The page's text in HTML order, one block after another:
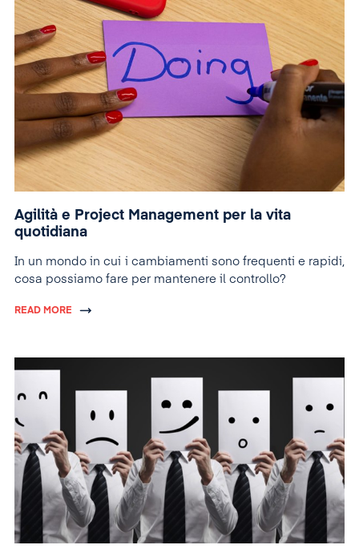
Agilità e Project Management per la vita
quotidiana
In un mondo in cui i cambiamenti sono frequenti e rapidi,
cosa possiamo fare per mantenere il controllo?
READ MORE